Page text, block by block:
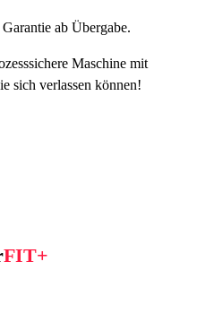
ab Übergabe.
Maschine mit
sich verlassen können!
FIT+